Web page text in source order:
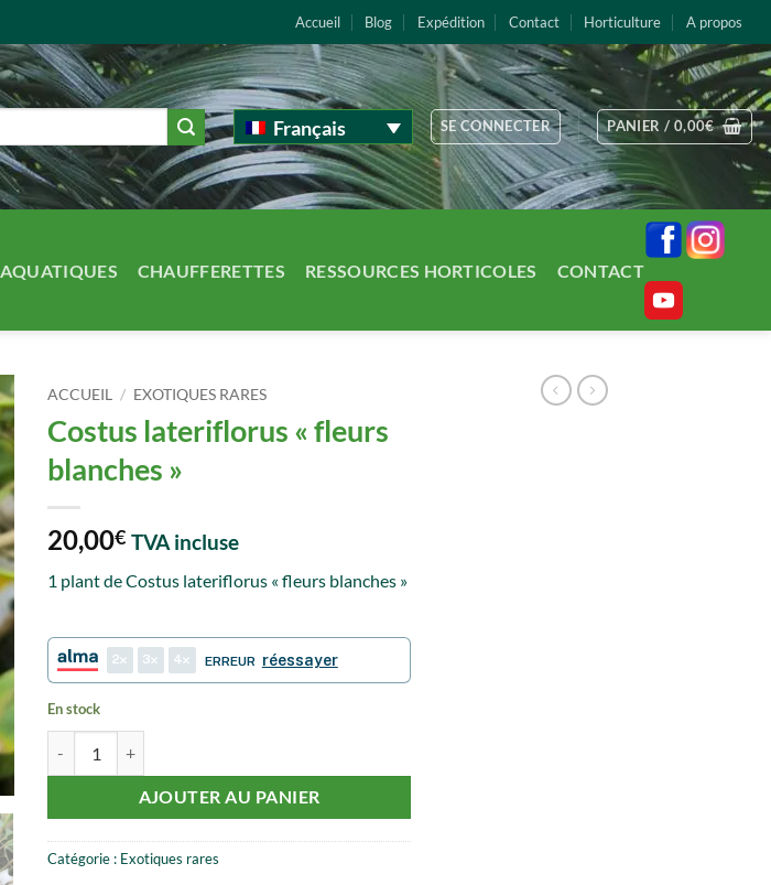
Accueil Blog Expédition Contact Horticulture A propos
Français SE CONNECTER PANIER / 0,00€
AQUATIQUES CHAUFFERETTES RESSOURCES HORTICOLES CONTACT
ACCUEIL / EXOTIQUES RARES
Costus lateriflorus « fleurs
blanches »
20,00€ TVA incluse
1 plant de Costus lateriflorus « fleurs blanches »
2 3 4 ERREUR réessayer
En stock
AJOUTER AU PANIER
Catégorie : Exotiques rares